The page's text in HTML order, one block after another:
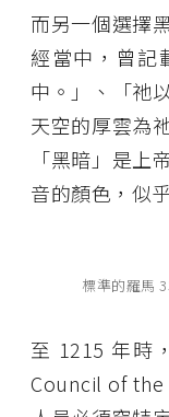
而另一個選擇
經當中，曾記
中。」、「祂
天空的厚雲為
「黑暗」是上
音的顏色，似
標準的羅馬
至 1215 年時
Council of